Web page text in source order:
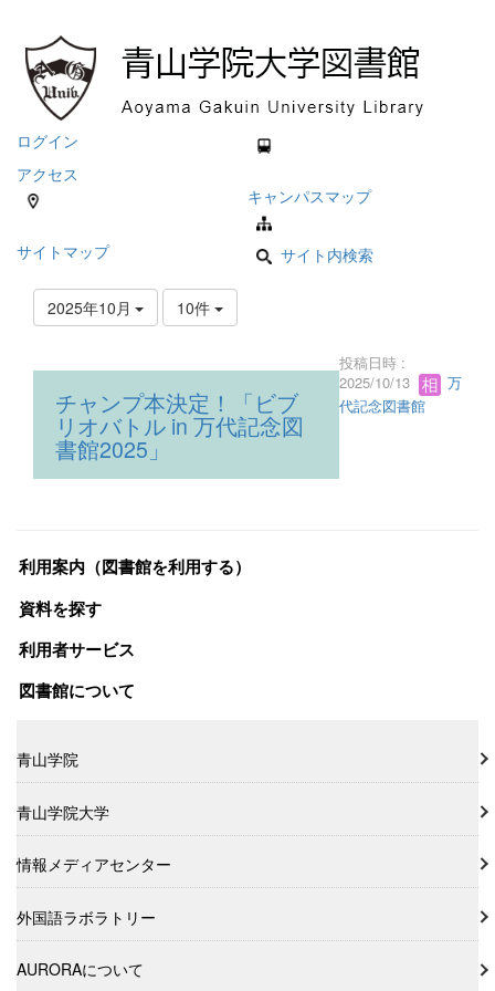
ログイン
アクセス
キャンパスマップ
サイトマップ サイト内検索
2025年10月 10件
チャンプ本決定！「ビブ
リオバトル in 万代記念図
書館2025」
投稿日時 :
2025/10/13
万
代記念図書館
利用案内（図書館を利用する）
資料を探す
利用者サービス
図書館について
青山学院
青山学院大学
情報メディアセンター
外国語ラボラトリー
AURORAについて